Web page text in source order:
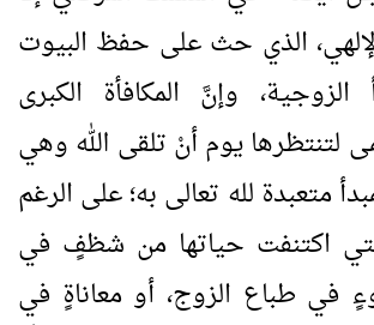
الذي حث على حفظ البيوت
وإنَّ المكافأة الكبرى
لتنتظرها يوم أنْ تلقى الله وهي
متعبدة لله تعالى به؛ على الرغم
اكتنفت حياتها من شظفٍ في
في طباع الزوج، أو معاناةٍ في